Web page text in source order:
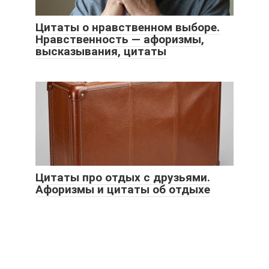
Цитаты о нравственном выборе.
Нравственность — афоризмы,
высказывания, цитаты
Цитаты про отдых с друзьями.
Афоризмы и цитаты об отдыхе